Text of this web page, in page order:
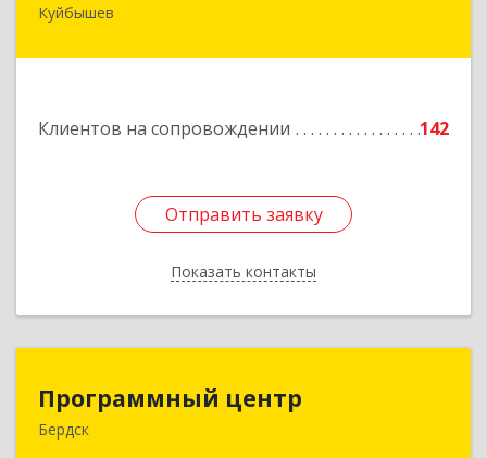
Куйбышев
Клиентов на сопровождении 142
Отправить заявку
Показать контакты
632387, Новосибирская обл, Куйбышев г,
Отправить заявку
Назад
Программный центр
Бердск
Программный центр